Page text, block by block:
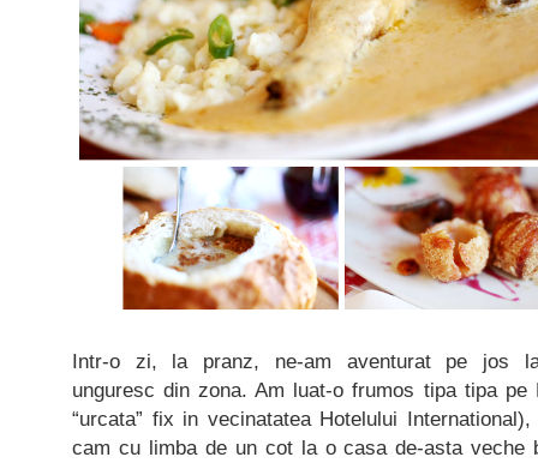
Intr-o zi, la pranz, ne-am aventurat pe jos
unguresc din zona. Am luat-o frumos tipa tipa pe
“urcata” fix in vecinatatea Hotelului
cam cu limba de un cot la o casa de-asta veche